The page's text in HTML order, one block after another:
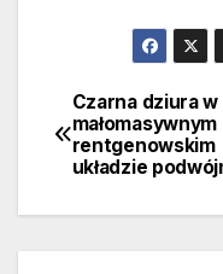
Nawigacja
wpisu
Czarna dziura w
małomasywnym
rentgenowskim
układzie